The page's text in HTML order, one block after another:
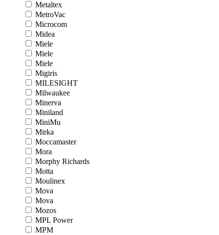
Metaltex
MetroVac
Microcom
Midea
Miele
Miele
Miele
Migiris
MILESIGHT
Milwaukee
Minerva
Miniland
MiniMu
Mirka
Moccamaster
Mora
Morphy Richards
Motta
Moulinex
Mova
Mova
Mozos
MPL Power
MPM